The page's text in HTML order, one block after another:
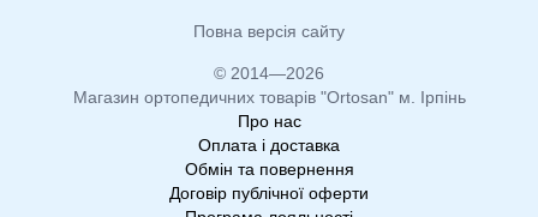
Повна версія сайту
© 2014—2026
Магазин ортопедичних товарів "Ortosan" м. Ірпінь
Про нас
Оплата і доставка
Обмін та повернення
Договір публічної оферти